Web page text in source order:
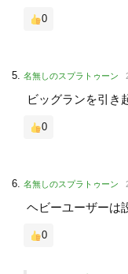
0
名無しのスプラトゥーン
ビッグランを引き
0
名無しのスプラトゥーン
ヘビーユーザーは
0